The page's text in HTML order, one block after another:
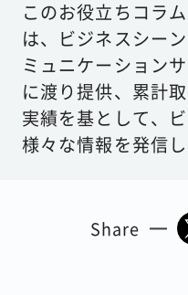
このお役立ちコラ
は、ビジネスシー
ミュニケーション
に渡り提供、累計
実績を基として、
様々な情報を発信し
Share